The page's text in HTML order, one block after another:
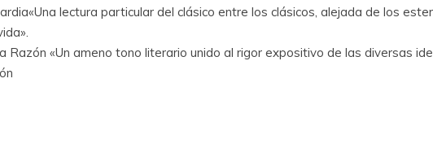
lectura particular del clásico entre los clásicos, alejada de los
Razón «Un ameno tono literario unido al rigor expositivo de las diversas